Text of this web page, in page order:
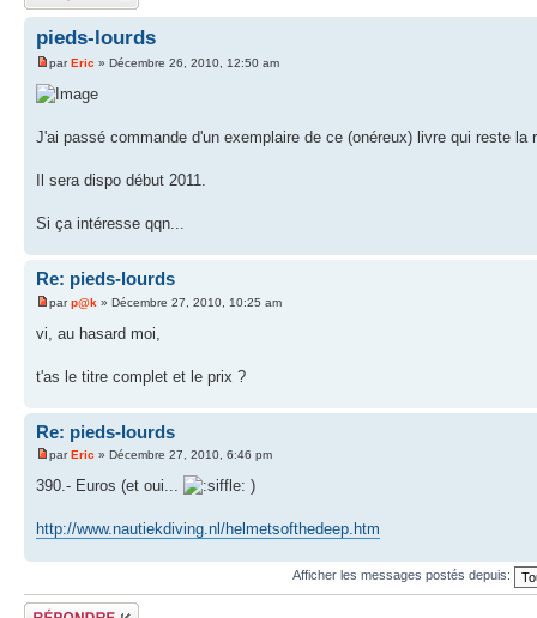
pieds-lourds
parEric » Décembre 26, 2010, 12:50 am
J'ai passé commande d'un exemplaire de ce (onéreux) livre qui reste la
Il sera dispo début 2011.
Si ça intéresse qqn...
Re: pieds-lourds
parp@k » Décembre 27, 2010, 10:25 am
vi, au hasard moi,
t'as le titre complet et le prix ?
Re: pieds-lourds
parEric » Décembre 27, 2010, 6:46 pm
390.- Euros (et oui... )
http://www.nautiekdiving.nl/helmetsofthedeep.htm
Afficher les messages postés depuis:
Répondre